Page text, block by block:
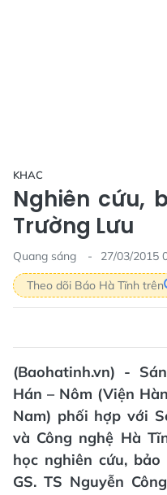
KHAC
Nghiên cứu,
Trường Lưu
Quang sáng
27/03/2015
Theo dõi Báo Hà Tĩnh trên
(Baohatinh.vn) -
Hán – Nôm (Viện
Nam) phối hợp với
và Công nghệ Hà
học nghiên cứu,
GS. TS Nguyễn